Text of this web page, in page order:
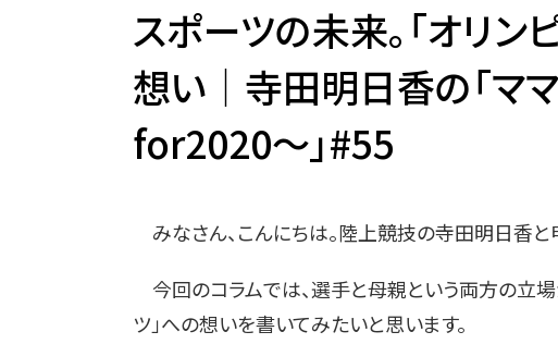
スポーツの未来。「オリン
想い│寺田明日香の「ママ
for2020〜」#55
みなさん、こんにちは。陸上競技の寺田明日香と
今回のコラムでは、選手と母親という両方の立場
ツ」への想いを書いてみたいと思います。